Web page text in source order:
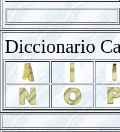
Diccionario